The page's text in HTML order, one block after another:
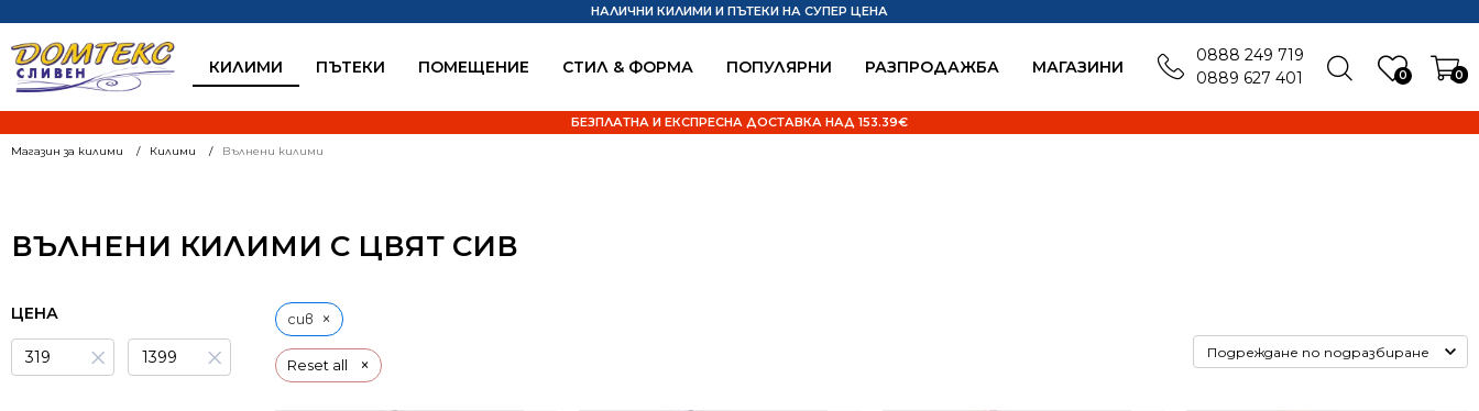
КИЛИМИ ПЪТЕКИ ПОМЕЩЕНИЕ СТИЛ & ФОРМА ПОПУЛЯРНИ РАЗПРОДАЖБА MАГАЗИНИ 0 0
НАЛИЧНИ КИЛИМИ И ПЪТЕКИ НА СУПЕР ЦЕНА
БЕЗПЛАТНА И ЕКСПРЕСНА ДОСТАВКА НАД 153.39€
0888 249 719
0889 627 401
Магазин за килими Килими Вълнени килими
ВЪЛНЕНИ КИЛИМИ С ЦВЯТ СИВ
ЦЕНА
× × Reset all ×
сив ×